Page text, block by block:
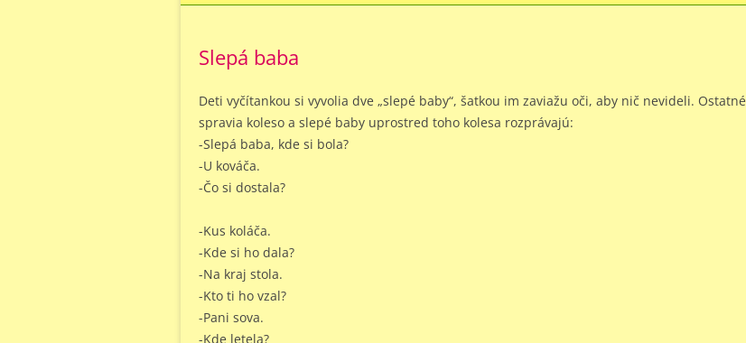
Slepá baba
Deti vyčítankou si vyvolia dve „slepé baby“, šatkou im zaviažu oči, aby nič nevideli. Ostatné
spravia koleso a slepé baby uprostred toho kolesa rozprávajú:
-Slepá baba, kde si bola?
-U kováča.
-Čo si dostala?
-Kus koláča.
-Kde si ho dala?
-Na kraj stola.
-Kto ti ho vzal?
-Pani sova.
-Kde letela?